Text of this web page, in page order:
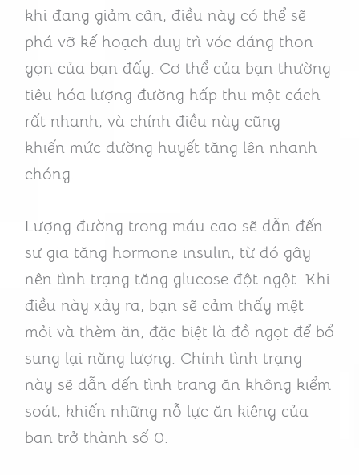
khi đang giảm cân, điều này có thể sẽ
phá vỡ kế hoạch duy trì vóc dáng thon
gọn của bạn đấy. Cơ thể của bạn thường
tiêu hóa lượng đường hấp thu một cách
rất nhanh, và chính điều này cũng
khiến mức đường huyết tăng lên nhanh
chóng.
Lượng đường trong máu cao sẽ dẫn đến
sự gia tăng hormone insulin, từ đó gây
nên tình trạng tăng glucose đột ngột. Khi
điều này xảy ra, bạn sẽ cảm thấy mệt
mỏi và thèm ăn, đặc biệt là đồ ngọt để bổ
sung lại năng lượng. Chính tình trạng
này sẽ dẫn đến tình trạng ăn không kiểm
soát, khiến những nỗ lực ăn kiêng của
bạn trở thành số 0.